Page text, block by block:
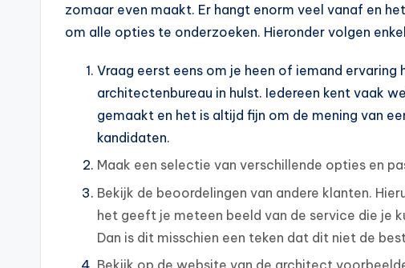
zomaar even maakt. Er hangt enorm veel vanaf en
om alle opties te onderzoeken. Hieronder volgen
Vraag eerst eens om je heen of iemand ervaring
architectenbureau in hulst. Iedereen kent vaak
gemaakt en het is altijd fijn om de mening van
kandidaten.
Maak een selectie van verschillende opties en
Bekijk de beoordelingen van andere klanten.
het geeft je meteen beeld van de service die je
Dan is dit misschien een teken dat dit niet de
Bekijk op de website van de architect